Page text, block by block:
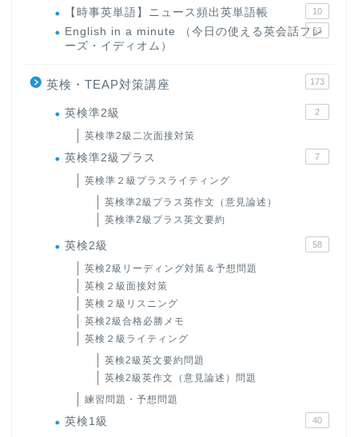
【時事英単語】ニュース頻出英単語帳 10
English in a minute （今日の使える英会話フレ
ーズ・イディオム）
63
英検・TEAP対策講座 173
英検準2級 2
英検準2級二次面接対策
英検準2級プラス 7
英検準２級プラスライティング
英検準2級プラス英作文（意見論述）
英検準2級プラス英文要約
英検2級 58
英検2級リーディング対策＆予想問題
英検２級面接対策
英検２級リスニング
英検2級合格必勝メモ
英検２級ライティング
英検2級英文要約問題
英検2級英作文（意見論述）問題
練習問題・予想問題
英検1級 40